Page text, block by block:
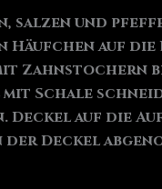
salzen und
Häufchen auf
Zahnstochern
Schale
Deckel auf die
Deckel